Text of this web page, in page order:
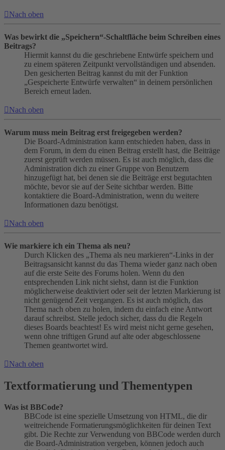
Nach oben
Was bewirkt die „Speichern“-Schaltfläche beim Schreiben eines
Beitrags?
Hiermit kannst du die geschriebene Entwürfe speichern und
zu einem späteren Zeitpunkt vervollständigen und absenden.
Den gesicherten Beitrag kannst du mit der Funktion
„Gespeicherte Entwürfe verwalten“ in deinem persönlichen
Bereich erneut laden.
Nach oben
Warum muss mein Beitrag erst freigegeben werden?
Die Board-Administration kann entschieden haben, dass in
dem Forum, in dem du einen Beitrag erstellt hast, die Beiträge
zuerst geprüft werden müssen. Es ist auch möglich, dass die
Administration dich zu einer Gruppe von Benutzern
hinzugefügt hat, bei denen sie die Beiträge erst begutachten
möchte, bevor sie auf der Seite sichtbar werden. Bitte
kontaktiere die Board-Administration, wenn du weitere
Informationen dazu benötigst.
Nach oben
Wie markiere ich ein Thema als neu?
Durch Klicken des „Thema als neu markieren“-Links in der
Beitragsansicht kannst du das Thema wieder ganz nach oben
auf die erste Seite des Forums holen. Wenn du den
entsprechenden Link nicht siehst, dann ist die Funktion
möglicherweise deaktiviert oder seit der letzten Markierung ist
nicht genügend Zeit vergangen. Es ist auch möglich, das
Thema nach oben zu holen, indem du einfach eine Antwort
darauf schreibst. Stelle jedoch sicher, dass du die Regeln
dieses Boards beachtest! Es wird meist nicht gerne gesehen,
wenn ohne triftigen Grund auf alte oder abgeschlossene
Themen geantwortet wird.
Nach oben
Textformatierung und Thementypen
Was ist BBCode?
BBCode ist eine spezielle Umsetzung von HTML, die dir
weitreichende Formatierungsmöglichkeiten für deinen Text
gibt. Die Rechte zur Verwendung von BBCode werden durch
die Board-Administration vergeben, können jedoch auch